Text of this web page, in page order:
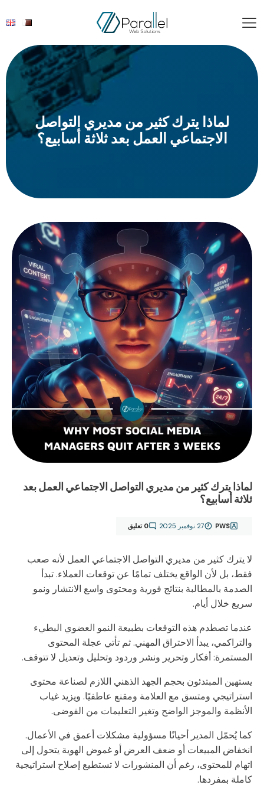
لماذا يترك كثير من مديري التواصل
الاجتماعي العمل بعد ثلاثة أسابيع؟
لماذا يترك كثير من مديري التواصل الاجتماعي العمل بعد
ثلاثة أسابيع؟
PWS 27 نوفمبر 2025 0 تعليق
لا يترك كثير من مديري التواصل الاجتماعي العمل لأنه صعب
فقط، بل لأن الواقع يختلف تمامًا عن توقعات العملاء. تبدأ
الصدمة بالمطالبة بنتائج فورية ومحتوى واسع الانتشار ونمو
سريع خلال أيام.
عندما تصطدم هذه التوقعات بطبيعة النمو العضوي البطيء
والتراكمي، يبدأ الاحتراق المهني. ثم تأتي عجلة المحتوى
المستمرة: أفكار وتحرير ونشر وردود وتحليل وتعديل لا تتوقف.
يستهين المبتدئون بحجم الجهد الذهني اللازم لصناعة محتوى
استراتيجي ومتسق مع العلامة ومقنع عاطفيًا. ويزيد غياب
الأنظمة والموجز الواضح وتغير التعليمات من الفوضى.
كما يُحمّل المدير أحيانًا مسؤولية مشكلات أعمق في الأعمال.
انخفاض المبيعات أو ضعف العرض أو غموض الهوية يتحول إلى
اتهام للمحتوى، رغم أن المنشورات لا تستطيع إصلاح استراتيجية
كاملة بمفردها.